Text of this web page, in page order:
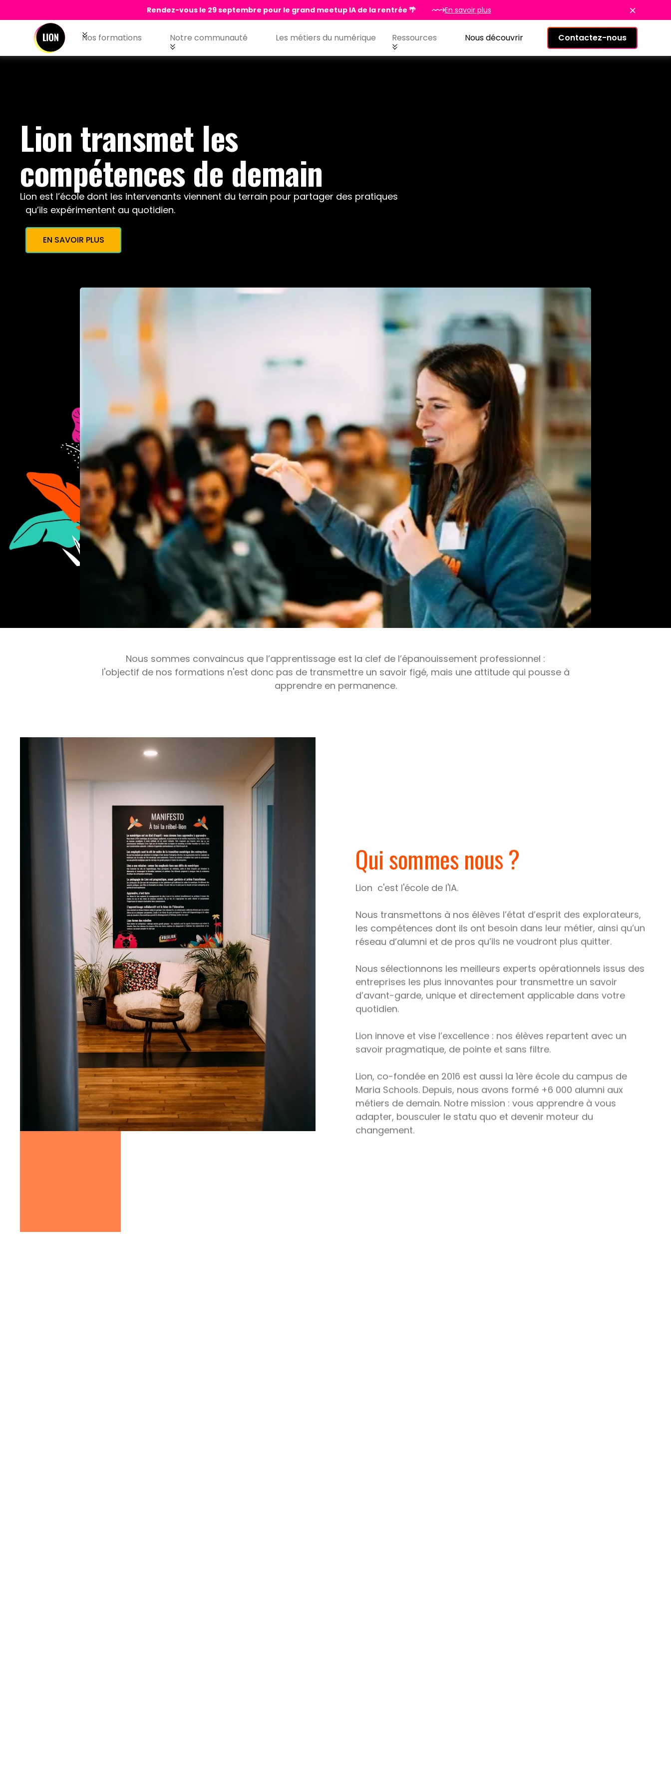
Rendez-vous le 29 septembre pour le grand meetup IA de la rentrée 🌴 En savoir plus
Nos formations Notre communauté Les métiers du numérique Ressources Nous découvrir Contactez-nous
Lion transmet les
compétences de demain
Lion est l’école dont les intervenants viennent du terrain pour partager des pratiques
qu’ils expérimentent au quotidien.
EN SAVOIR PLUS
Nous sommes convaincus que l’apprentissage est la clef de l’épanouissement professionnel :
l'objectif de nos formations n'est donc pas de transmettre un savoir figé, mais une attitude qui pousse à
apprendre en permanence.​
Qui sommes nous ?
Lion c'est l'école de l'IA.
Nous transmettons à nos élèves l’état d’esprit des explorateurs,
les compétences dont ils ont besoin dans leur métier, ainsi qu’un
réseau d’alumni et de pros qu’ils ne voudront plus quitter.
Nous sélectionnons les meilleurs experts opérationnels issus des
entreprises les plus innovantes pour transmettre un savoir
d’avant-garde, unique et directement applicable dans votre
quotidien.
Lion innove et vise l’excellence : nos élèves repartent avec un
savoir pragmatique, de pointe et sans filtre.
Lion, co-fondée en 2016 est aussi la 1ère école du campus de
Maria Schools. Depuis, nous avons formé +6 000 alumni aux
métiers de demain. Notre mission : vous apprendre à vous
adapter, bousculer le statu quo et devenir moteur du
changement.